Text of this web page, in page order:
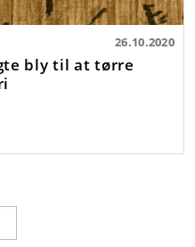
26.10.2020
bly til at tørre